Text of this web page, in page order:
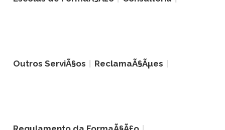
Outros ServiÃ§os ReclamaÃ§Ãµes